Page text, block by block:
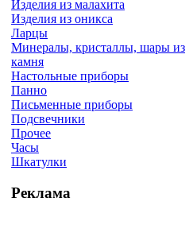
Изделия из малахита
Изделия из оникса
Ларцы
Минералы, кристаллы, шары из
камня
Настольные приборы
Панно
Письменные приборы
Подсвечники
Прочее
Часы
Шкатулки
Реклама